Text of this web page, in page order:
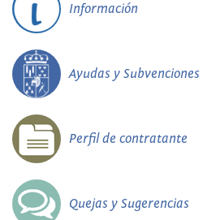
Información
Ayudas y Subvenciones
Perfil de contratante
Quejas y Sugerencias